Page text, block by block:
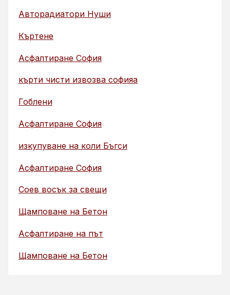
Авторадиатори Нуши
Къртене
Асфалтиране София
кърти чисти извозва софияа
Гоблени
Асфалтиране София
изкупуване на коли Бъгси
Асфалтиране София
Соев восък за свещи
Щамповане на Бетон
Асфалтиране на път
Щамповане на Бетон